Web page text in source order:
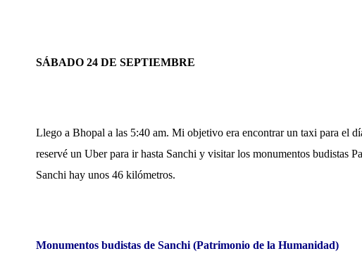
SÁBADO 24 DE SEPTIEMBRE
Llego a Bhopal a las 5:40 am. Mi objetivo era encontrar un taxi para el
reservé un Uber para ir hasta Sanchi y visitar los monumentos budistas
Sanchi hay unos 46 kilómetros.
Monumentos budistas de Sanchi (Patrimonio de la Humanidad)